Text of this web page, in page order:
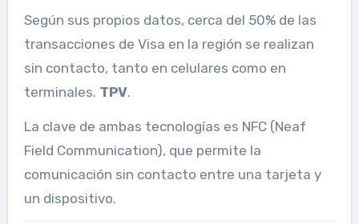
Según sus propios datos, cerca del 50% de las
transacciones de Visa en la región se realizan
sin contacto, tanto en celulares como en
terminales. TPV.
La clave de ambas tecnologías es NFC (Neaf
Field Communication), que permite la
comunicación sin contacto entre una tarjeta y
un dispositivo.